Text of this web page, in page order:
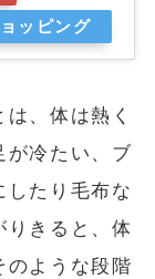
ッピング
、体は熱く
が冷たい、ブ
したり毛布な
りきると、体
のような段階